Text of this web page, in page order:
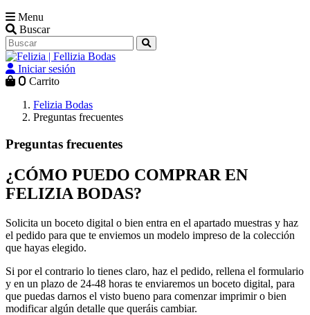
Menu
Buscar
Iniciar sesión
0 Carrito
Felizia Bodas
Preguntas frecuentes
Preguntas frecuentes
¿CÓMO PUEDO COMPRAR EN
FELIZIA BODAS?
Solicita un boceto digital o bien entra en el apartado muestras y haz
el pedido para que te enviemos un modelo impreso de la colección
que hayas elegido.
Si por el contrario lo tienes claro, haz el pedido, rellena el formulario
y en un plazo de 24-48 horas te enviaremos un boceto digital, para
que puedas darnos el visto bueno para comenzar imprimir o bien
modificar algún detalle que queráis cambiar.